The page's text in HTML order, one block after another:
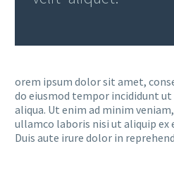
orem ipsum dolor sit amet,
do eiusmod tempor incididunt
aliqua. Ut enim ad minim
ullamco laboris nisi ut aliquip ex
Duis aute irure dolor in